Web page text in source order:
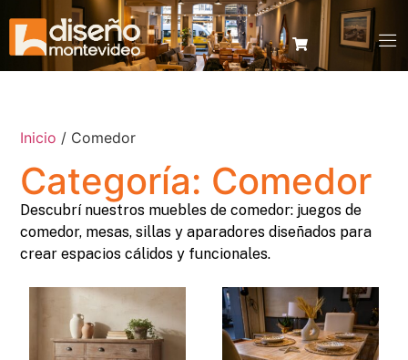
Inicio / Comedor
Categoría: Comedor
Descubrí nuestros muebles de comedor: juegos de
comedor, mesas, sillas y aparadores diseñados para
crear espacios cálidos y funcionales.